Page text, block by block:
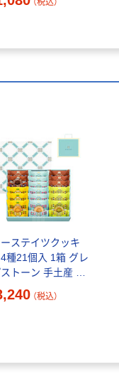
（税込）
ステイツクッキ
21個入 1箱 グレ
トーン 手土産 ギ
洋菓子 個包装 母の
の日 敬老の日 紙袋
（税込）